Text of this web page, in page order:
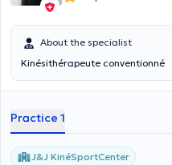
About the specialist
Kinésithérapeute conventionné
Practice 1
J&J KinéSportCenter